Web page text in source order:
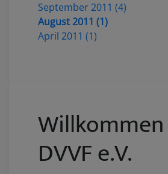
September 2011 (4)
August 2011 (1)
April 2011 (1)
DVVF e.V.